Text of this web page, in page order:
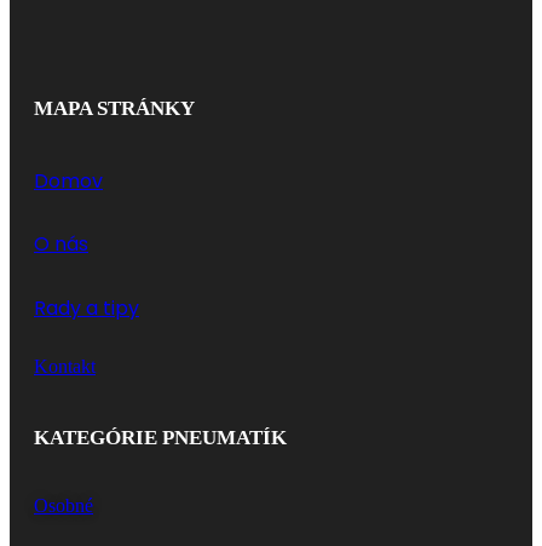
MAPA STRÁNKY
Domov
O nás
Rady a tipy
Kontakt
KATEGÓRIE PNEUMATÍK
Osobné